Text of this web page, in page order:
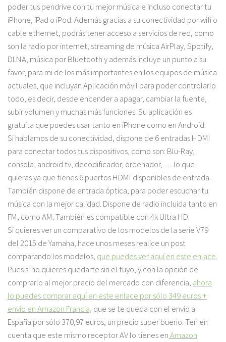
poder tus pendrive con tu mejor música e incluso conectar tu
iPhone, iPad o iPod. Además gracias a su conectividad por wifi o
cable ethernet, podrás tener acceso a servicios de red, como
son la radio por internet, streaming de música AirPlay, Spotify,
DLNA, música por Bluetooth y además incluye un punto a su
favor, para mi de los más importantes en los equipos de música
actuales, que incluyan Aplicación móvil para poder controlarlo
todo, es decir, desde encender a apagar, cambiar la fuente,
subir volumen y muchas más funciones. Su aplicación es
gratuita que puedes usar tanto en iPhone como en Android.
Si hablamos de su conectividad, dispone de 6 entradas HDMI
para conectar todos tus dispositivos, como son: Blu-Ray,
consola, android tv, decodificador, ordenador, … lo que
quieras ya que tienes 6 puertos HDMI disponibles de entrada.
También dispone de entrada óptica, para poder escuchar tu
música con la mejor calidad. Dispone de radio incluida tanto en
FM, como AM. También es compatible con 4k Ultra HD.
Si quieres verun comparativo de los modelos de la serie V79
del 2015 de Yamaha, hace unos meses realice un post
comparando los modelos, que puedes ver aquí en este enlace.
Pues si no quieres quedarte sin el tuyo, y con la opción de
comprarlo al mejor precio del mercado con diferencia, ahora
lo puedes comprar aquí en este enlace por sólo 349 euros +
envío en Amazon Francia, que se te queda con el envío a
España por sólo 370,97 euros, un precio super bueno. Ten en
cuenta que este mismo receptor AV lo tienes enAmazon